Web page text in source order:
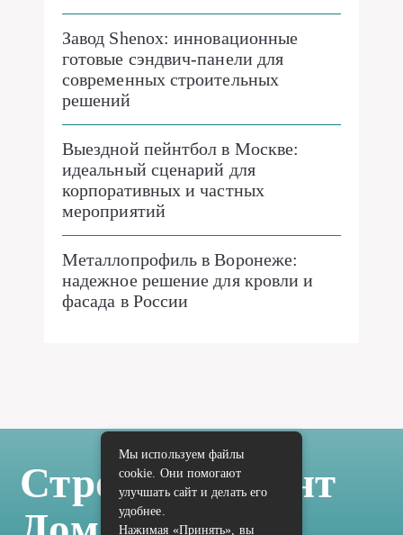
Завод Shenox: инновационные
готовые сэндвич-панели для
современных строительных
решений
Выездной пейнтбол в Москве:
идеальный сценарий для
корпоративных и частных
мероприятий
Металлопрофиль в Воронеже:
надежное решение для кровли и
фасада в России
Стройка Ремонт
Мы используем файлы
cookie. Они помогают
улучшать сайт и делать его
удобнее.
Нажимая «Принять», вы